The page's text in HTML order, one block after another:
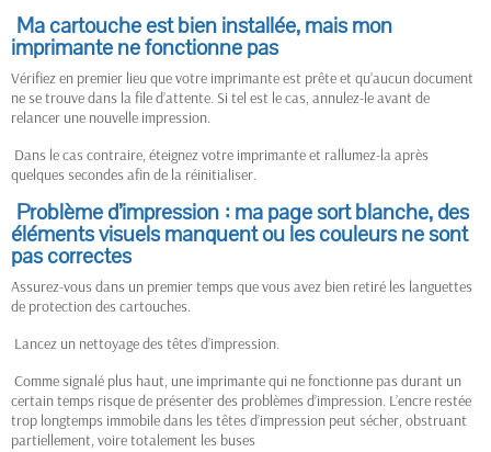
Ma cartouche est bien installée, mais mon
imprimante ne fonctionne pas
Vérifiez en premier lieu que votre imprimante est prête et qu’aucun document
ne se trouve dans la file d’attente. Si tel est le cas, annulez-le avant de
relancer une nouvelle impression.
Dans le cas contraire, éteignez votre imprimante et rallumez-la après
quelques secondes afin de la réinitialiser.
Problème d’impression : ma page sort blanche, des
éléments visuels manquent ou les couleurs ne sont
pas correctes
Assurez-vous dans un premier temps que vous avez bien retiré les languettes
de protection des cartouches.
Lancez un nettoyage des têtes d’impression.
Comme signalé plus haut, une imprimante qui ne fonctionne pas durant un
certain temps risque de présenter des problèmes d’impression. L’encre restée
trop longtemps immobile dans les têtes d’impression peut sécher, obstruant
partiellement, voire totalement les buses